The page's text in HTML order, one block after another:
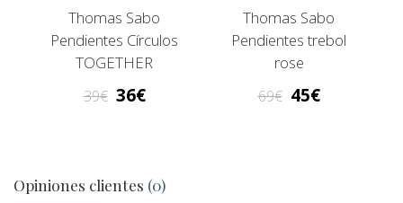
Thomas Sabo
Pendientes Círculos
TOGETHER
39 36
Thomas Sabo
Pendientes trebol
rose
69 45
Opiniones clientes (0)